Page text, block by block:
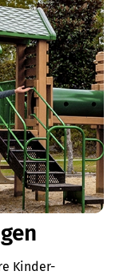
Kinder-